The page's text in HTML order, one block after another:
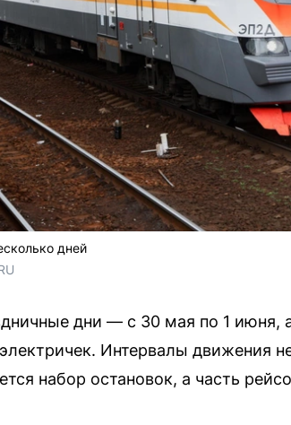
дней
дни — с 30 мая по 1 июня,
Интервалы движения
набор остановок, а часть